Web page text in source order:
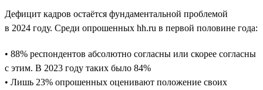
Дефицит кадров остаётся фундаментальной проблемой
в 2024 году. Среди опрошенных hh.ru в первой половине года:
• 88% респондентов абсолютно согласны или скорее согласны
с этим. В 2023 году таких было 84%
• Лишь 23% опрошенных оценивают положение своих